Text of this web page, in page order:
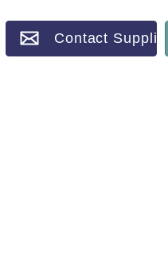
Contact Supplier